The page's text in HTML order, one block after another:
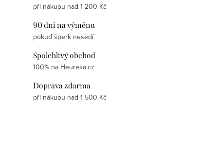
při nákupu nad 1 200 Kč
90 dní na výměnu
pokud šperk nesedí
Spolehlivý obchod
100% na Heureka.cz
Doprava zdarma
při nákupu nad 1 500 Kč